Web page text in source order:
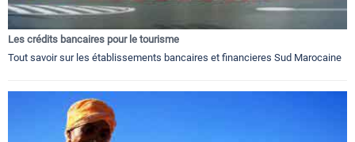
Les crédits bancaires pour le tourisme
Tout savoir sur les établissements bancaires et financieres Sud Marocaine